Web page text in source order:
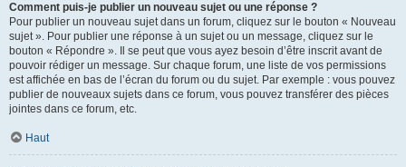
Comment puis-je publier un nouveau sujet ou une réponse ?
Pour publier un nouveau sujet dans un forum, cliquez sur le bouton « Nouveau
sujet ». Pour publier une réponse à un sujet ou un message, cliquez sur le
bouton « Répondre ». Il se peut que vous ayez besoin d’être inscrit avant de
pouvoir rédiger un message. Sur chaque forum, une liste de vos permissions
est affichée en bas de l’écran du forum ou du sujet. Par exemple : vous pouvez
publier de nouveaux sujets dans ce forum, vous pouvez transférer des pièces
jointes dans ce forum, etc.
Haut